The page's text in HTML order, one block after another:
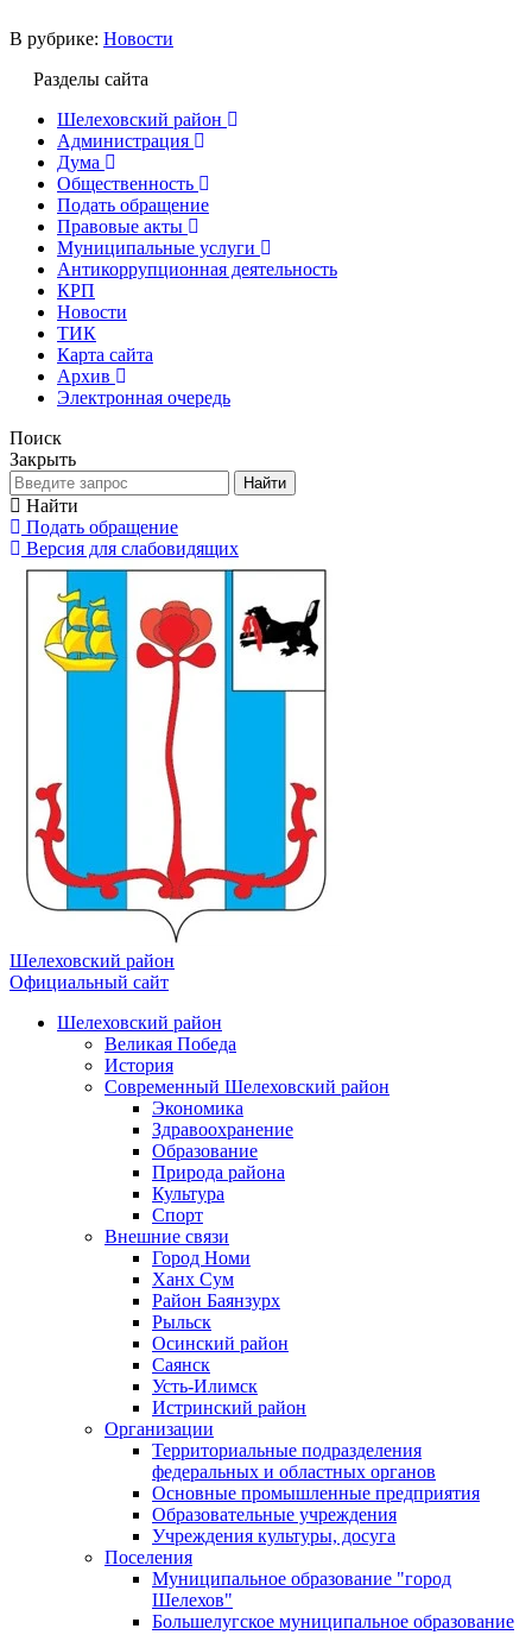
В рубрике: Новости
Разделы сайта
Шелеховский район
Администрация
Дума
Общественность
Подать обращение
Правовые акты
Муниципальные услуги
Антикоррупционная деятельность
КРП
Новости
ТИК
Карта сайта
Архив
Электронная очередь
Поиск
Закрыть
Найти
Найти
Подать обращение
Версия для слабовидящих
Шелеховский район
Официальный сайт
Шелеховский район
Великая Победа
История
Современный Шелеховский район
Экономика
Здравоохранение
Образование
Природа района
Культура
Спорт
Внешние связи
Город Номи
Ханх Сум
Район Баянзурх
Рыльск
Осинский район
Саянск
Усть-Илимск
Истринский район
Организации
Территориальные подразделения
федеральных и областных органов
Основные промышленные предприятия
Образовательные учреждения
Учреждения культуры, досуга
Поселения
Муниципальное образование "город
Шелехов"
Большелугское муниципальное образование